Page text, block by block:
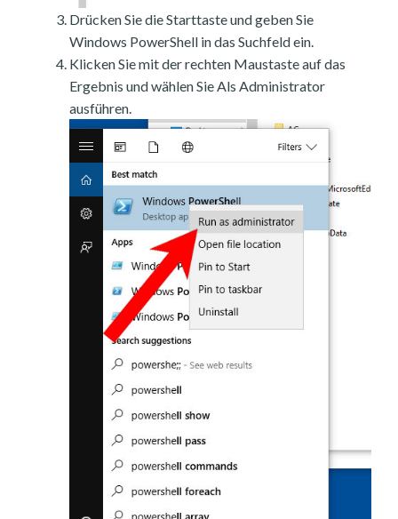
Drücken Sie die Starttaste und geben Sie
Windows PowerShell in das Suchfeld ein.
Klicken Sie mit der rechten Maustaste auf das
Ergebnis und wählen Sie Als Administrator
ausführen.